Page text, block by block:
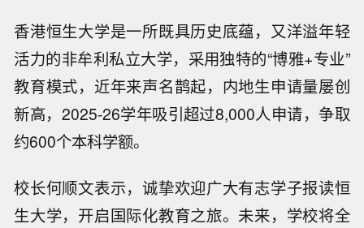
香港恒生大学是一所既具历史底蕴，又洋溢年轻
活力的非牟利私立大学，采用独特的“博雅+专业”
教育模式，近年来声名鹊起，内地生申请量屡创
新高，2025-26学年吸引超过8,000人申请，争取
约600个本科学额。
校长何顺文表示，诚挚欢迎广大有志学子报读恒
生大学，开启国际化教育之旅。未来，学校将全